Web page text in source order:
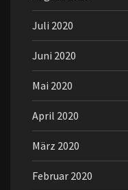
Juli 2020
Juni 2020
Mai 2020
April 2020
März 2020
Februar 2020